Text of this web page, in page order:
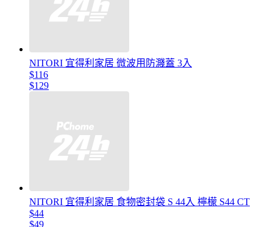
NITORI 宜得利家居 微波用防濺蓋 3入
$116
$129
NITORI 宜得利家居 食物密封袋 S 44入 檸檬 S44 CT
$44
$49